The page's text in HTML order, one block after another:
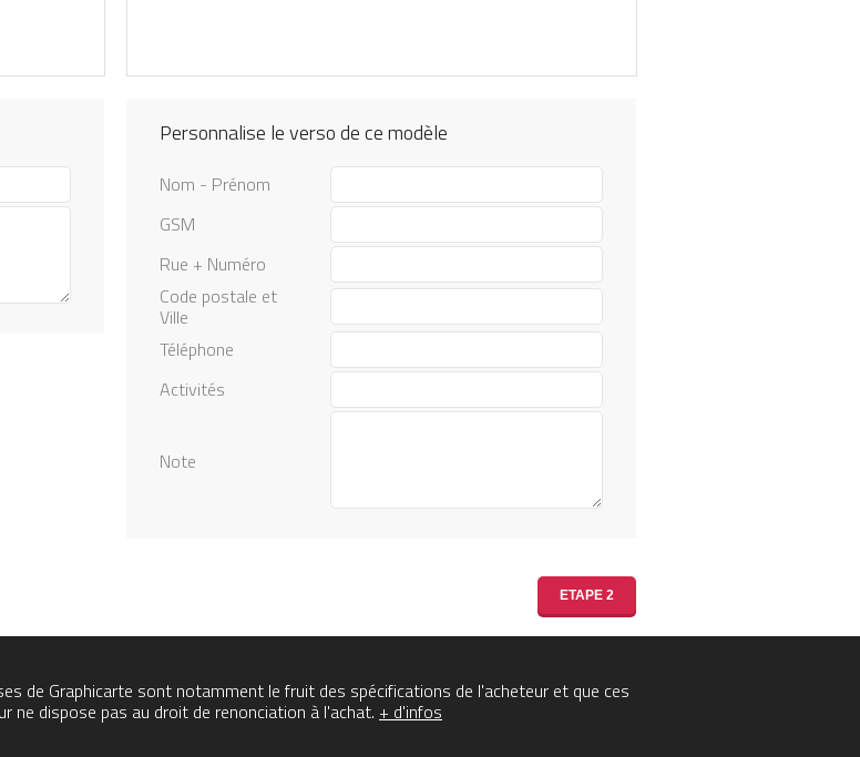
Personnalise le verso de ce modèle
Nom - Prénom
GSM
Rue + Numéro
Code postale et
Ville
Téléphone
Activités
Note
de Graphicarte sont notamment le fruit des spécifications de l'acheteur et que ces
ne dispose pas au droit de renonciation à l'achat. + d'infos